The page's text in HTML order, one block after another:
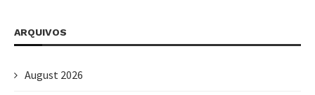
ARQUIVOS
August 2026